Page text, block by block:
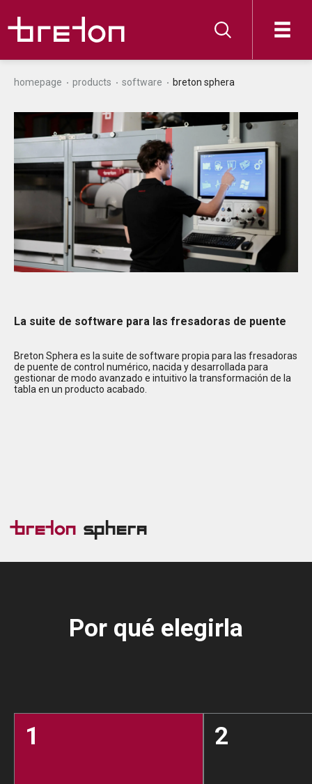
homepage products software breton sphera
La suite de software para las fresadoras de puente
Breton Sphera es la suite de software propia para las fresadoras
de puente de control numérico, nacida y desarrollada para
gestionar de modo avanzado e intuitivo la transformación de la
tabla en un producto acabado.
Breton Sphera
Por qué elegirla
1 2